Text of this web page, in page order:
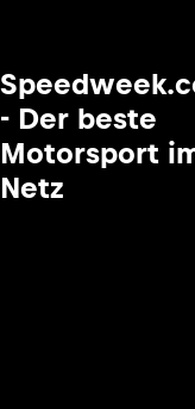
- Der beste
Motorsport
Netz